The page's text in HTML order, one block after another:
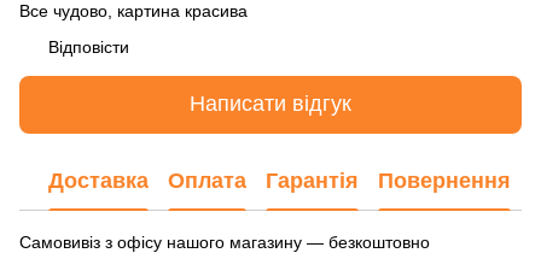
Все чудово, картина красива
Відповісти
Написати відгук
Доставка Оплата Гарантія Повернення
Самовивіз з офісу нашого магазину — безкоштовно